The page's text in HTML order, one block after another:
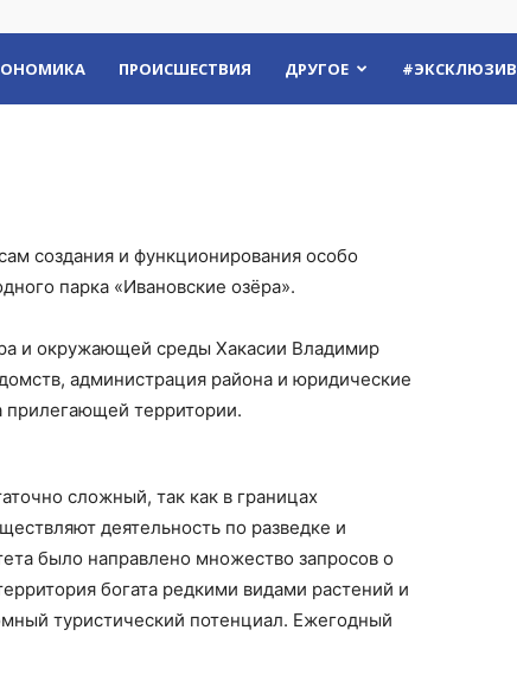
ПРОИСШЕСТВИЯ ДРУГОЕ #ЭКСКЛЮЗИВ
создания и функционирования особо
парка «Ивановские озёра».
и окружающей среды Хакасии Владимир
администрация района и юридические
прилегающей территории.
сложный, так как в границах
деятельность по разведке и
было направлено множество запросов о
богата редкими видами растений и
туристический потенциал. Ежегодный